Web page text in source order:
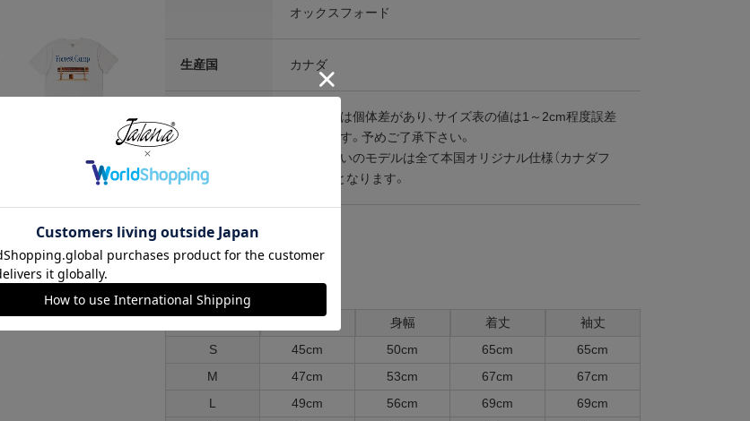
オックスフォード
生産国 カナダ
サイズは個体差があり、サイズ表の値は1～2cm程度誤差
を含みます。予めご了承下さい。
※当店扱いのモデルは全て本国オリジナル仕様（カナダフ
ィット）となります。
各部実寸平均値
サイズはUSA表記となります
身幅 着丈
袖丈
S
45cm 50cm 65cm
65cm
M
47cm 53cm 67cm
67cm
L
49cm 56cm 69cm
69cm
アメリカンクラシッ
クス AMERICAN CL
ASSICS ムービーT
シャツ フォレストガ